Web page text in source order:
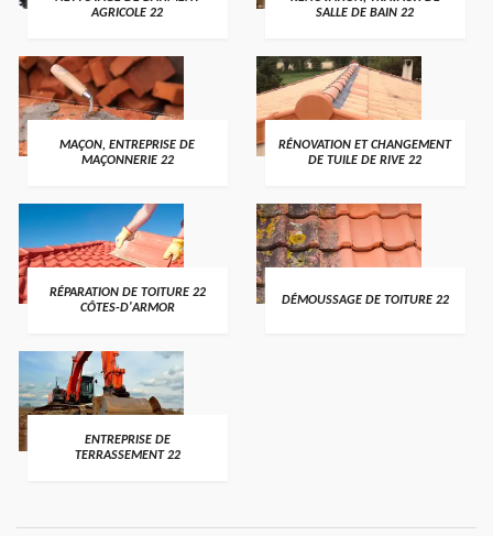
AGRICOLE 22
SALLE DE BAIN 22
MAÇON, ENTREPRISE DE
MAÇONNERIE 22
RÉNOVATION ET CHANGEMENT
DE TUILE DE RIVE 22
RÉPARATION DE TOITURE 22
CÔTES-D'ARMOR
DÉMOUSSAGE DE TOITURE 22
ENTREPRISE DE
TERRASSEMENT 22